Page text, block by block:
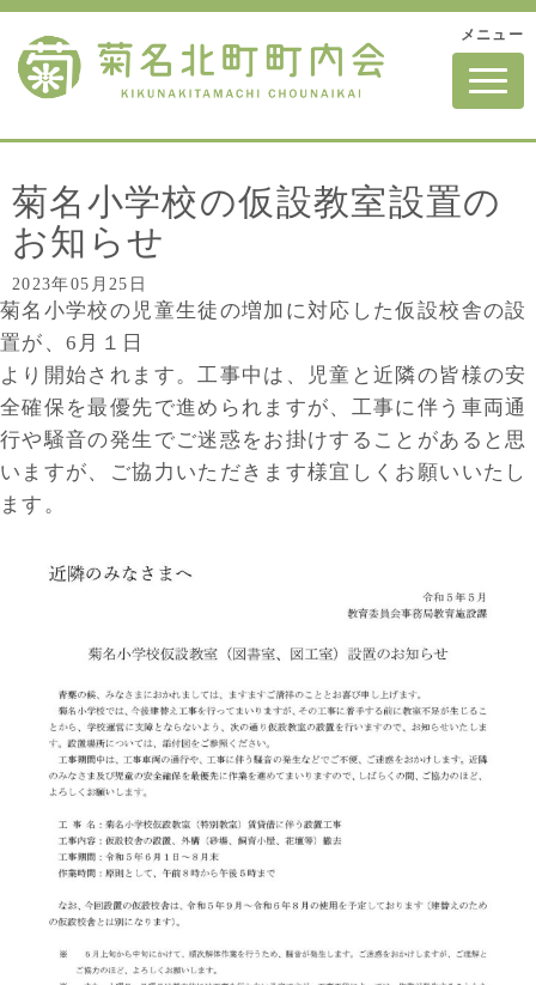
メニュー
N
a
v
t
i
菊名小学校の仮設教室設置の
お知らせ
2023年05月25日
菊名小学校の児童生徒の増加に対応した仮設校舎の設
置が、6月１日
より開始されます。工事中は、児童と近隣の皆様の安
全確保を最優先で進められますが、工事に伴う車両通
行や騒音の発生でご迷惑をお掛けすることがあると思
いますが、ご協力いただきます様宜しくお願いいたし
ます。